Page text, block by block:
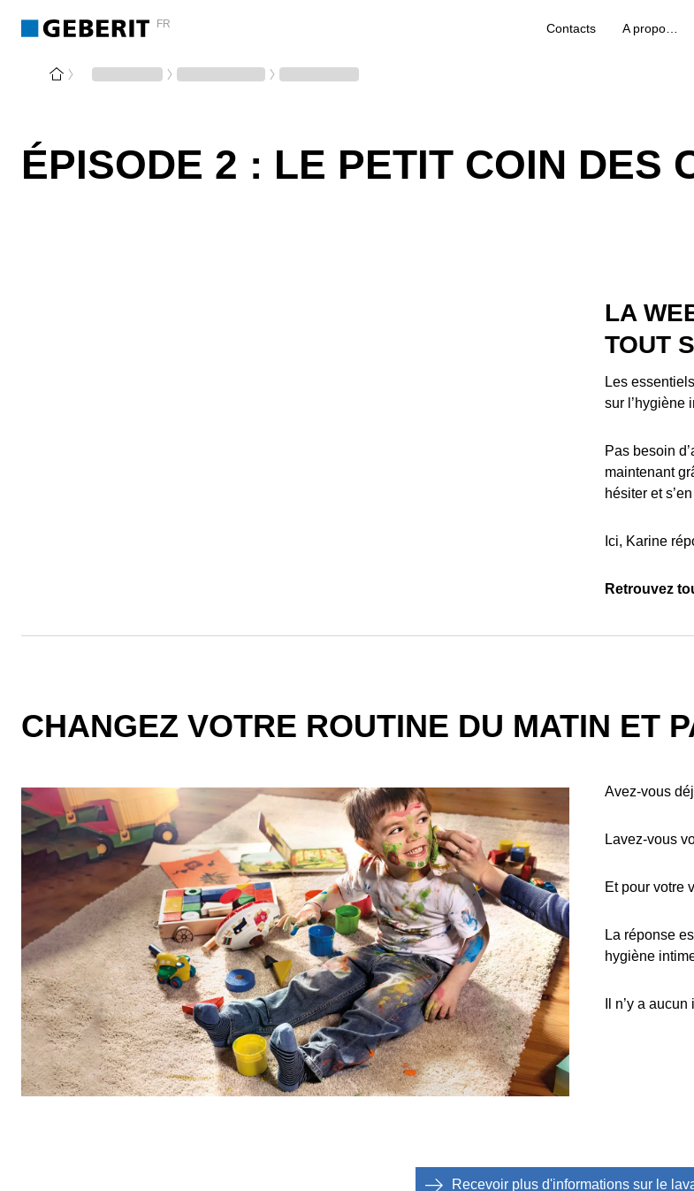
FR Contacts
ÉPISODE 2 : LE PETIT COIN DES
LA
TOUT
Les
sur l’hygiène
Pas besoin
maintenant
hésiter et
Ici, Karine
Retrouvez
CHANGEZ VOTRE ROUTINE DU MATIN ET
Avez-vous
Lavez-vous
Et pour votre
La réponse
hygiène
Il n’y a
Recevoir plus d'informations sur le